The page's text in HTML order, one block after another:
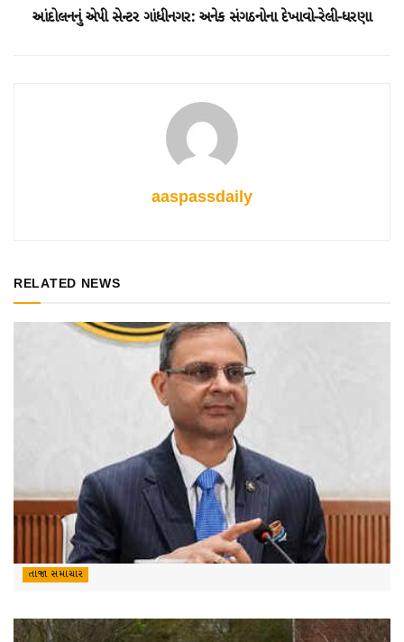
આંદોલનનું એપી સેન્ટર ગાંધીનગર: અનેક સંગઠનોના દેખાવો-રેલી-ધરણા
aaspassdaily
RELATED NEWS
તાજા સમાચાર